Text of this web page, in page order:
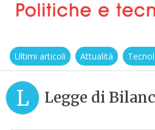
Ultimi articoli Attualità
L Legge di